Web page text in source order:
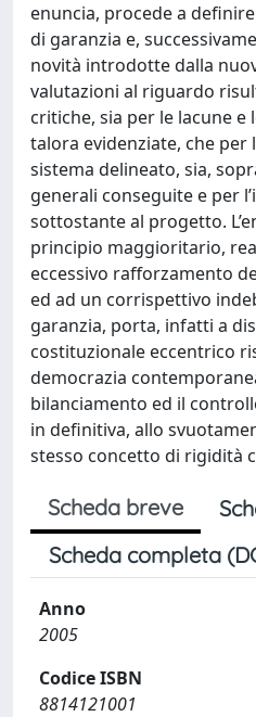
enuncia, procede a
di garanzia e,
novità introdotte dalla
valutazioni al riguardo
critiche, sia per le lacune
talora evidenziate, che per
sistema delineato, sia,
generali conseguite e per
sottostante al progetto.
principio maggioritario,
eccessivo rafforzamento
ed ad un corrispettivo
garanzia, porta, infatti a
costituzionale eccentrico
democrazia
bilanciamento ed il
in definitiva, allo
stesso concetto di rigidità
Scheda breve
Scheda completa
Anno
2005
Codice ISBN
8814121001